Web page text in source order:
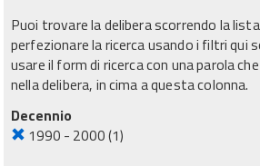
Puoi trovare la delibera scorrendo la
perfezionare la ricerca usando i filtri qui
usare il form di ricerca con una parola
nella delibera, in cima a questa colonna.
Decennio
1990 - 2000(1)